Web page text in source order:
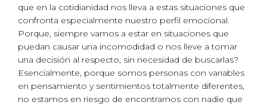
que en la cotidianidad nos lleva a estas situaciones que
confronta especialmente nuestro perfil emocional.
Porque, siempre vamos a estar en situaciones que
puedan causar una incomodidad o nos lleve a tomar
una decisión al respecto, sin necesidad de buscarlas?
Esencialmente, porque somos personas con variables
en pensamiento y sentimientos totalmente diferentes,
no estamos en riesgo de encontrarnos con nadie que